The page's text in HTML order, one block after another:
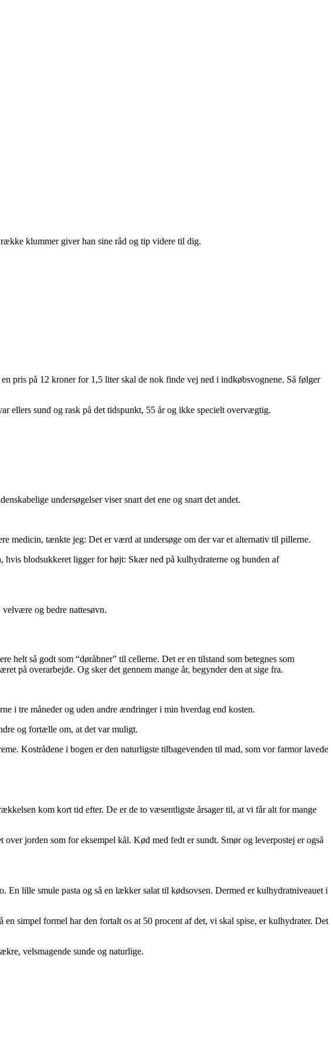
klummer giver han sine råd og tip videre til dig.
pris på 12 kroner for 1,5 liter skal de nok finde vej ned i indkøbsvognene. Så følger
ellers sund og rask på det tidspunkt, 55 år og ikke specielt overvægtig.
undersøgelser viser snart det ene og snart det andet.
medicin, tænkte jeg: Det er værd at undersøge om der var et alternativ til pillerne.
blodsukkeret ligger for højt: Skær ned på kulhydraterne og bunden af
og bedre nattesøvn.
så godt som “døråbner” til cellerne. Det er en tilstand som betegnes som
på overarbejde. Og sker det gennem mange år, begynder den at sige fra.
i tre måneder og uden andre ændringer i min hverdag end kosten.
og fortælle om, at det var muligt.
Kostrådene i bogen er den naturligste tilbagevenden til mad, som vor farmor lavede
kom kort tid efter. De er de to væsentligste årsager til, at vi får alt for mange
jorden som for eksempel kål. Kød med fedt er sundt. Smør og leverpostej er også
lille smule pasta og så en lækker salat til kødsovsen. Dermed er kulhydratniveauet i
simpel formel har den fortalt os at 50 procent af det, vi skal spise, er kulhydrater. Det
velsmagende sunde og naturlige.